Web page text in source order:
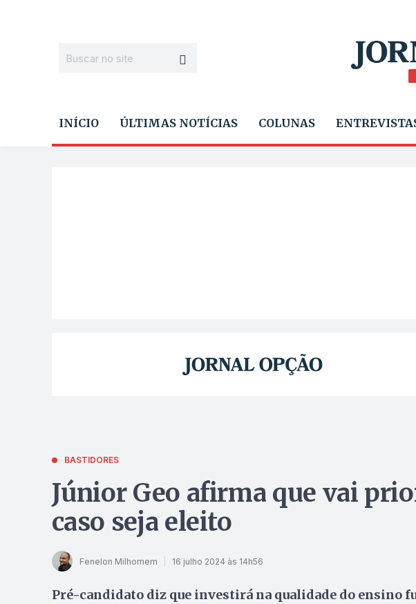
INÍCIO ÚLTIMAS NOTÍCIAS COLUNAS
BASTIDORES
Júnior Geo afirma que vai
caso seja eleito
Fenelon Milhomem 16 julho 2024 às 14h56
Pré-candidato diz que investirá na qualidade do ensino